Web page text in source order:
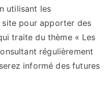
utilisant les
pour apporter des
traite du thème « Les
régulièrement
informé des futures